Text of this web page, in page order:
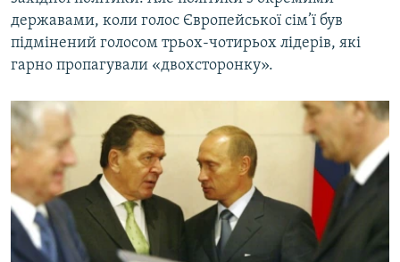
державами, коли голос Європейської сім’ї був
підмінений голосом трьох-чотирьох лідерів, які
гарно пропагували «двохсторонку».